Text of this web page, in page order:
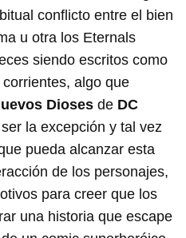
conflicto entre el bien
u otra los Eternals
siendo escritos como
algo que
Dioses de DC
la excepción y tal vez
pueda alcanzar esta
de los personajes,
para creer que los
una historia que escape